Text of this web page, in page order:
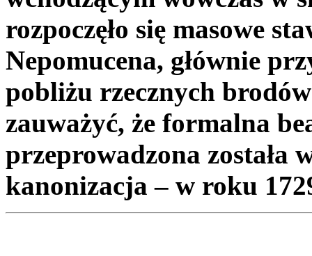
rozpoczęło się masowe
Nepomucena, głównie
pobliżu rzecznych
zauważyć, że formalna
przeprowadzona została
kanonizacja – w roku